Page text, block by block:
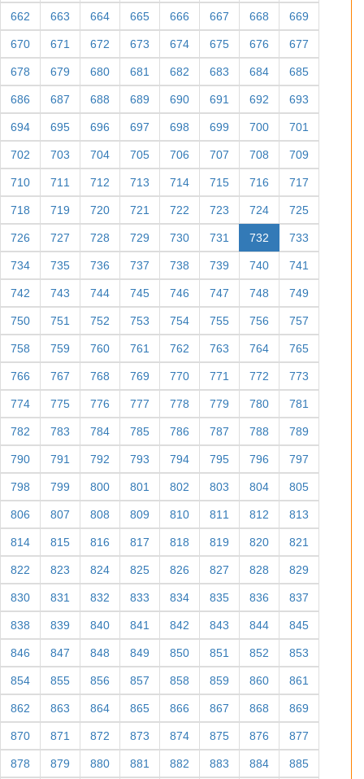
606 607 608 609 610 611 612 613
614 615 616 617 618 619 620 621
622 623 624 625 626 627 628 629
630 631 632 633 634 635 636 637
638 639 640 641 642 643 644 645
646 647 648 649 650 651 652 653
654 655 656 657 658 659 660 661
662 663 664 665 666 667 668 669
670 671 672 673 674 675 676 677
678 679 680 681 682 683 684 685
686 687 688 689 690 691 692 693
694 695 696 697 698 699 700 701
702 703 704 705 706 707 708 709
710 711 712 713 714 715 716 717
718 719 720 721 722 723 724 725
726 727 728 729 730 731 732 733
734 735 736 737 738 739 740 741
742 743 744 745 746 747 748 749
750 751 752 753 754 755 756 757
758 759 760 761 762 763 764 765
766 767 768 769 770 771 772 773
774 775 776 777 778 779 780 781
782 783 784 785 786 787 788 789
790 791 792 793 794 795 796 797
798 799 800 801 802 803 804 805
806 807 808 809 810 811 812 813
814 815 816 817 818 819 820 821
822 823 824 825 826 827 828 829